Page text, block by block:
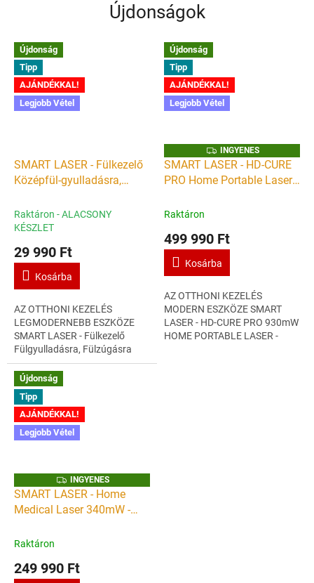
Újdonságok
Újdonság
Tipp
AJÁNDÉKKAL!
Legjobb Vétel
SMART LASER - Fülkezelő
Középfül-gyulladásra,
Media Dizziness 650nm
lágylézer terápiás készülék
Raktáron - ALACSONY
KÉSZLET
29 990 Ft
Kosárba
AZ OTTHONI KEZELÉS
LEGMODERNEBB ESZKÖZE
SMART LASER - Fülkezelő
Fülgyulladásra, Fülzúgásra
Tinnitus Otitis Media 650nm
lágylézer terápiás készülék
ERŐ, ENERGIA,...
Újdonság
Tipp
AJÁNDÉKKAL!
Legjobb Vétel
I
N
G
Y
INGYENES
SMART LASER - HD-CURE
PRO Home Portable Laser
készülék - Gyógyító lézer
Raktáron
499 990 Ft
Kosárba
AZ OTTHONI KEZELÉS
MODERN ESZKÖZE SMART
LASER - HD-CURE PRO 930mW
HOME PORTABLE LASER -
Újdonság
Tipp
AJÁNDÉKKAL!
Legjobb Vétel
I
N
G
Y
INGYENES
SMART LASER - Home
Medical Laser 340mW -
Gyógyító lézer otthoni
Raktáron
249 990 Ft